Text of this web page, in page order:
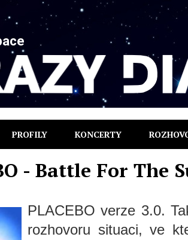
PROFILY KONCERTY
- Battle For The
PLACEBO verze 3.0.
rozhovoru situaci, ve